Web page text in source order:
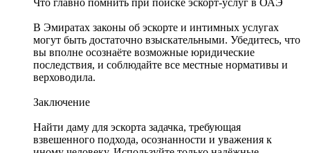
Что главно помнить при поиске эскорт-услуг в ОАЭ
В Эмиратах законы об эскорте и интимных услугах
могут быть достаточно взыскательными. Убедитесь, что
вы вполне осознаёте возможные юридические
последствия, и соблюдайте все местные нормативы и
верховодила.
Заключение
Найти даму для эскорта задачка, требующая
взвешенного подхода, осознанности и уважения к